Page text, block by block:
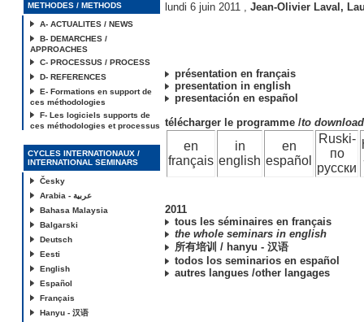
METHODES / METHODS
A- ACTUALITES / NEWS
B- DEMARCHES /
APPROACHES
C- PROCESSUS / PROCESS
D- REFERENCES
E- Formations en support de
ces méthodologies
F- Les logiciels supports de
ces méthodologies et processus
CYCLES INTERNATIONAUX /
INTERNATIONAL SEMINARS
Česky
Arabia - عربية
Bahasa Malaysia
Balgarski
Deutsch
Eesti
English
Español
Français
Hanyu - 汉语
lundi 6 juin 2011 , Jean-Olivier Laval ,
présentation en français
presentation in english
presentación en español
télécharger le programme /to
en
français
in
english
en
español
Ruski-
по
русски
2011
tous les séminaires en français
the whole seminars in english
所有培训 / hanyu - 汉语
todos los seminarios en español
autres langues /other langages